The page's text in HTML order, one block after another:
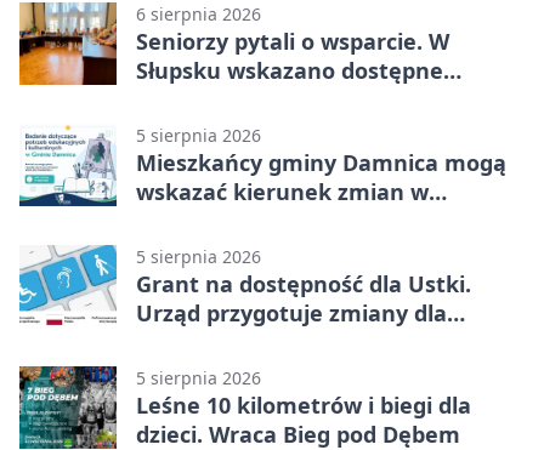
6 sierpnia 2026
Seniorzy pytali o wsparcie. W
Słupsku wskazano dostępne
5 sierpnia 2026
Mieszkańcy gminy Damnica mogą
wskazać kierunek zmian w
5 sierpnia 2026
Grant na dostępność dla Ustki.
Urząd przygotuje zmiany dla
5 sierpnia 2026
Leśne 10 kilometrów i biegi dla
dzieci. Wraca Bieg pod Dębem